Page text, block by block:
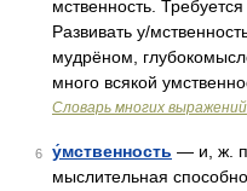
мственность.
Развивать у/
мудрёном,
много всякой
Словарь многих выражений
6 у́мственность — и, ж.
мыслительная